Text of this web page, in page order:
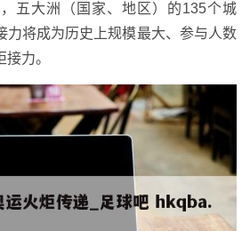
五大洲（国家、地区）的135个城
力将成为历史上规模最大、参与人数
力。